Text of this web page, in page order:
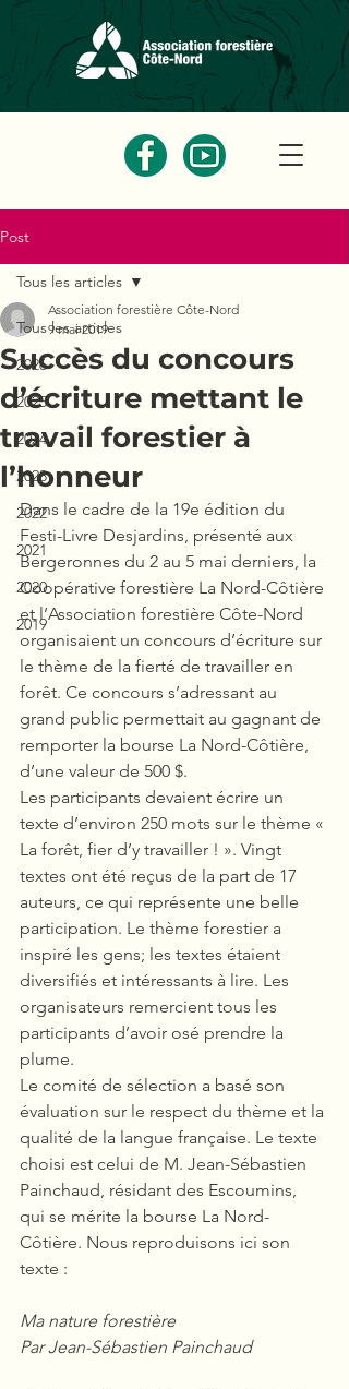
Post
Tous les articles
2026
2025
2024
2023
2022
2021
2020
2019
Tous les articles
Succès du concours
d’écriture mettant le
travail forestier à
l’honneur
Association forestière Côte-Nord
9 mai 2019
Dans le cadre de la 19e édition du
Festi-Livre Desjardins, présenté aux
Bergeronnes du 2 au 5 mai derniers, la
Coopérative forestière La Nord-Côtière
et l’Association forestière Côte-Nord
organisaient un concours d’écriture sur
le thème de la fierté de travailler en
forêt. Ce concours s’adressant au
grand public permettait au gagnant de
remporter la bourse La Nord-Côtière,
d’une valeur de 500 $.
Les participants devaient écrire un
texte d’environ 250 mots sur le thème «
La forêt, fier d’y travailler ! ». Vingt
textes ont été reçus de la part de 17
auteurs, ce qui représente une belle
participation. Le thème forestier a
inspiré les gens; les textes étaient
diversifiés et intéressants à lire. Les
organisateurs remercient tous les
participants d’avoir osé prendre la
plume.
Le comité de sélection a basé son
évaluation sur le respect du thème et la
qualité de la langue française. Le texte
choisi est celui de M. Jean-Sébastien
Painchaud, résidant des Escoumins,
qui se mérite la bourse La Nord-
Côtière. Nous reproduisons ici son
texte :
Ma nature forestière
Par Jean-Sébastien Painchaud